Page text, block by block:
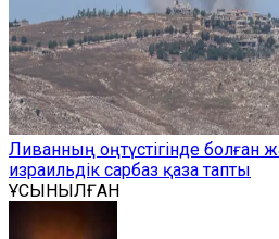
Ливанның оңтүстігінде болған
израильдік сарбаз қаза тапты
ҰСЫНЫЛҒАН